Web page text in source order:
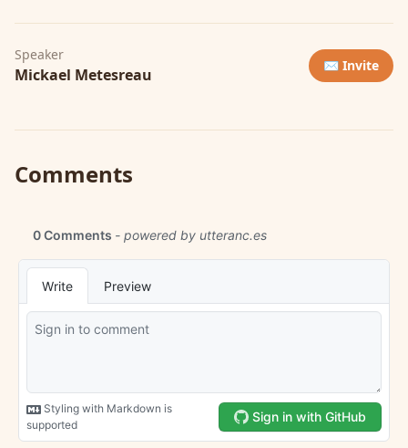
Speaker
Mickael Metesreau ✉️ Invite
Comments